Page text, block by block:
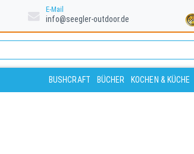
E-Mail
info@seegler-outdoor.de
BUSHCRAFT BÜCHER KOCHEN & KÜCHE